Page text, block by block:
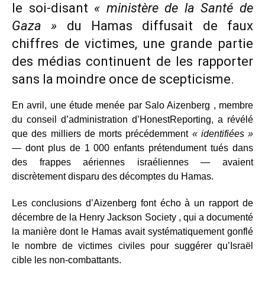
le soi-disant « ministère de la Santé de
Gaza » du Hamas diffusait de faux
chiffres de victimes, une grande partie
des médias continuent de les rapporter
sans la moindre once de scepticisme.
En avril, une étude menée par Salo Aizenberg , membre
du conseil d’administration d’HonestReporting, a révélé
que des milliers de morts précédemment « identifiées »
— dont plus de 1 000 enfants prétendument tués dans
des frappes aériennes israéliennes — avaient
discrètement disparu des décomptes du Hamas.
Les conclusions d’Aizenberg font écho à un rapport de
décembre de la Henry Jackson Society , qui a documenté
la manière dont le Hamas avait systématiquement gonflé
le nombre de victimes civiles pour suggérer qu’Israël
cible les non-combattants.